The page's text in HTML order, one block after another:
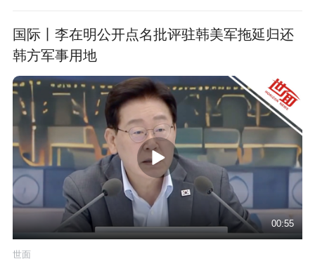
国际丨李在明公开点名批评驻韩美军拖延归还
韩方军事用地
00:55
世面